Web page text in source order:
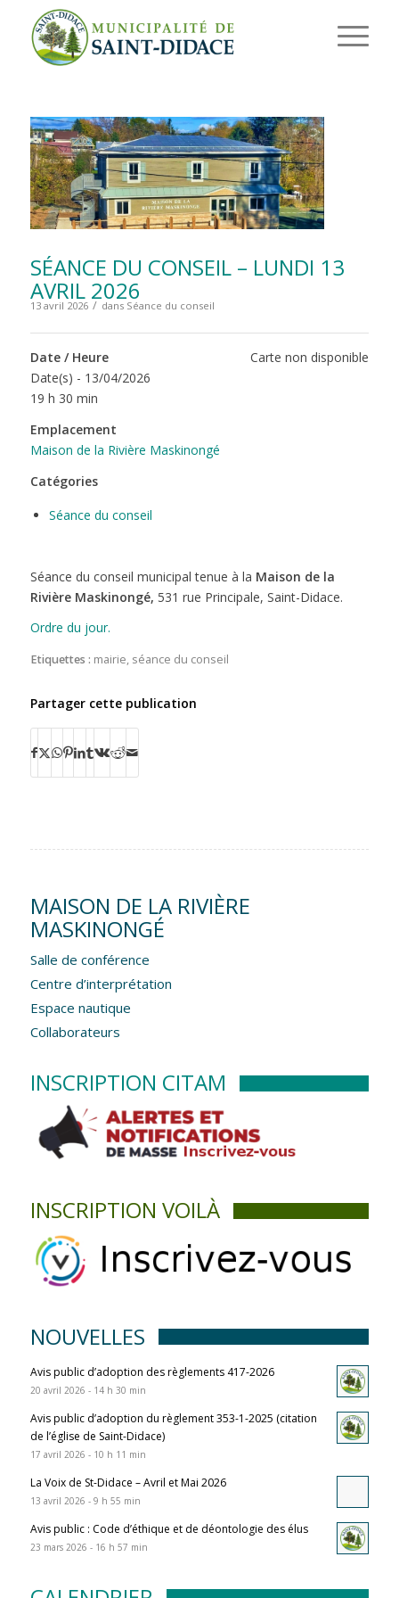
SÉANCE DU CONSEIL – LUNDI 13
AVRIL 2026
13 avril 2026 / dans Séance du conseil
Carte non disponible
Date / Heure
Date(s) - 13/04/2026
19 h 30 min
Emplacement
Maison de la Rivière Maskinongé
Catégories
Séance du conseil
Séance du conseil municipal tenue à la Maison de la
Rivière Maskinongé, 531 rue Principale, Saint-Didace.
Ordre du jour.
Etiquettes : mairie, séance du conseil
Partager cette publication
MAISON DE LA RIVIÈRE
MASKINONGÉ
Salle de conférence
Centre d’interprétation
Espace nautique
Collaborateurs
INSCRIPTION CITAM
INSCRIPTION VOILÀ
NOUVELLES
Avis public d’adoption des règlements 417-2026
20 avril 2026 - 14 h 30 min
Avis public d’adoption du règlement 353-1-2025 (citation
de l’église de Saint-Didace)
17 avril 2026 - 10 h 11 min
La Voix de St-Didace – Avril et Mai 2026
13 avril 2026 - 9 h 55 min
Avis public : Code d’éthique et de déontologie des élus
23 mars 2026 - 16 h 57 min